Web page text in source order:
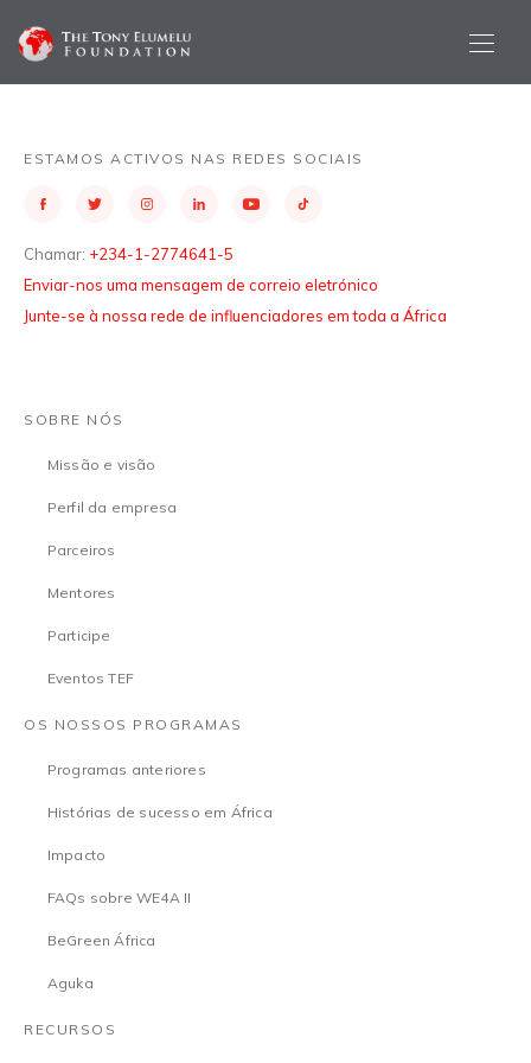
ESTAMOS ACTIVOS NAS REDES SOCIAIS
Chamar: +234-1-2774641-5
Enviar-nos uma mensagem de correio eletrónico
Junte-se à nossa rede de influenciadores em toda a África
SOBRE NÓS
Missão e visão
Perfil da empresa
Parceiros
Mentores
Participe
Eventos TEF
OS NOSSOS PROGRAMAS
Programas anteriores
Histórias de sucesso em África
Impacto
FAQs sobre WE4A II
BeGreen África
Aguka
RECURSOS